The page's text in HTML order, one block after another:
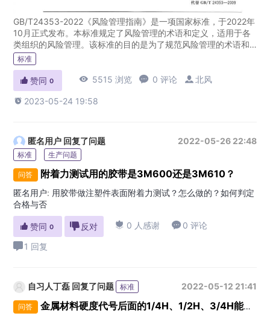
GB/T24353-2022《风险管理指南》是一项国家标准，于2022年
10月正式发布。本标准规定了风险管理的术语和定义，适用于各
类组织的风险管理。该标准的目的是为了规范风险管理的术语和
定义，提高组织风险管理的水平，保证风险管理的有效性和可...
标准
 赞同 0  5515 浏览  0 评论  北风
 2023-05-24 19:58
匿名用户 回复了问题 2022-05-26 22:48
标准 生产问题
问答 附着力测试用的胶带是3M600还是3M610？
匿名用户: 用胶带做注塑件表面附着力测试？怎么做的？如何判定
合格与否
 赞同 0  反对  0 人感谢  0 评论
1 回复
自习人丁磊 回复了问题 2022-05-12 21:41
标准
问答 金属材料硬度代号后面的1/4H、1/2H、3/4H能不能转化成维氏HV表示？